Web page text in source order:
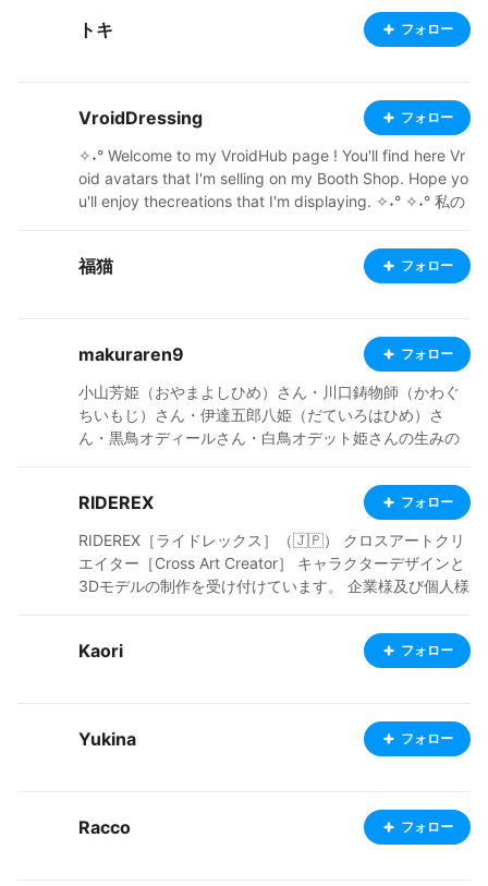
E、また、ムラビトE、でゲームを作っていました。キャ
ラクターは、あくまで、小説等の設定で、平行(並行)同位
aazarasi.fanbox.cc/ Bluesky https://bsky.app/profile/
etce.bsky.social ニコニコ動画 https://www.nicovideo.
jp/user/134045879/video
トキ フォロー
VroidDressing フォロー
✧˖° Welcome to my VroidHub page ! You'll find here Vr
oid avatars that I'm selling on my Booth Shop. Hope yo
u'll enjoy thecreations that I'm displaying. ✧˖° ✧˖° 私の
いるVRoidアバターをここでご覧いただけます。展示して
いる作品を楽しんでいただければ幸いです。✧˖° Booth S
福猫 フォロー
makuraren9 フォロー
小山芳姫（おやまよしひめ）さん・川口鋳物師（かわぐ
ちいもじ）さん・伊達五郎八姫（だていろはひめ）さ
ん・黒鳥オディールさん・白鳥オデット姫さんの生みの
Oyama Yoshihime, Kawaguchi Imoji, Date Irohahime, Bl
ack Swan Odile, and White Swan Odette. There are m
RIDEREX フォロー
RIDEREX［ライドレックス］（🇯🇵） クロスアートクリ
エイター［Cross Art Creator］ キャラクターデザインと
3Dモデルの制作を受け付けています。 企業様及び個人様
Kaori フォロー
Yukina フォロー
Racco フォロー